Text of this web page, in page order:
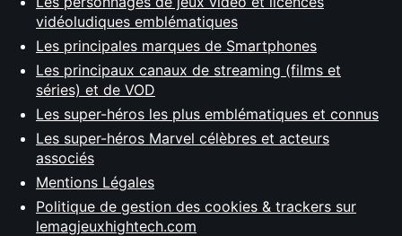
vidéoludiques emblématiques
Les principales marques de Smartphones
Les principaux canaux de streaming (films et
séries) et de VOD
Les super-héros les plus emblématiques et connus
Les super-héros Marvel célèbres et acteurs
associés
Mentions Légales
Politique de gestion des cookies & trackers sur
lemagjeuxhightech.com